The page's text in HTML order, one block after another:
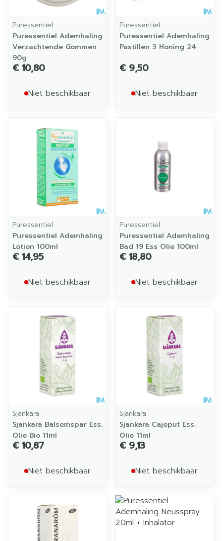
Puressentiel
Puressentiel Ademhaling
Verzachtende Gommen
90g
€ 10,80
Niet beschikbaar
Puressentiel
Puressentiel Ademhaling
Pastillen 3 Honing 24
€ 9,50
Niet beschikbaar
Puressentiel
Puressentiel Ademhaling
Lotion 100ml
€ 14,95
Niet beschikbaar
Puressentiel
Puressentiel Ademhaling
Bad 19 Ess Olie 100ml
€ 18,80
Niet beschikbaar
Sjankara
Sjankara Balsemspar Ess.
Olie Bio 11ml
€ 10,87
Niet beschikbaar
Sjankara
Sjankara Cajeput Ess.
Olie 11ml
€ 9,13
Niet beschikbaar